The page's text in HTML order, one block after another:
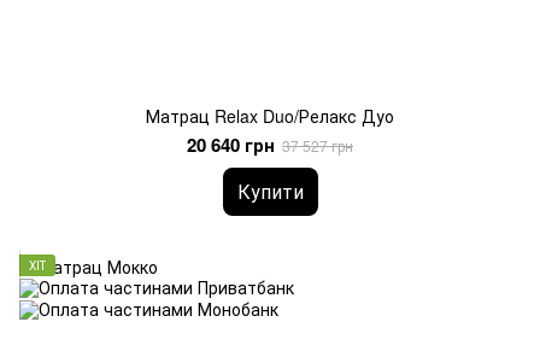
Матрац Relax Duo/Релакс Дуо
20 640 грн 37 527 грн
Купити
ХІТ